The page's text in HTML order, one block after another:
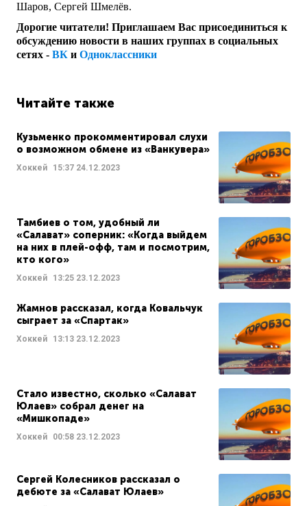
Шаров, Сергей Шмелёв.
Дорогие читатели! Приглашаем Вас присоединиться к
обсуждению новости в наших группах в социальных
сетях - ВК и Одноклассники
Читайте также
Кузьменко прокомментировал слухи
о возможном обмене из «Ванкувера»
Хоккей 15:37 24.12.2023
Тамбиев о том, удобный ли
«Салават» соперник: «Когда выйдем
на них в плей-офф, там и посмотрим,
кто кого»
Хоккей 13:25 23.12.2023
Жамнов рассказал, когда Ковальчук
сыграет за «Спартак»
Хоккей 13:13 23.12.2023
Стало известно, сколько «Салават
Юлаев» собрал денег на
«Мишкопаде»
Хоккей 00:58 23.12.2023
Сергей Колесников рассказал о
дебюте за «Салават Юлаев»